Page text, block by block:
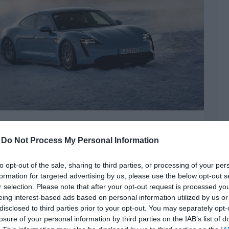
Do Not Process My Personal Information
opt-out of the sale, sharing to third parties, or processing of your
for targeted advertising by us, please use the below opt-out
selection. Please note that after your opt-out request is processed
interest-based ads based on personal information utilized by us
to third parties prior to your opt-out. You may separately
of your personal information by third parties on the IAB’s list of
visszafogottabb
autós hírek,electric, elektromos,Porsche, Taycan
be, hogy már készül az új belépőszint az
meghajtást és kisebb akkumulátort